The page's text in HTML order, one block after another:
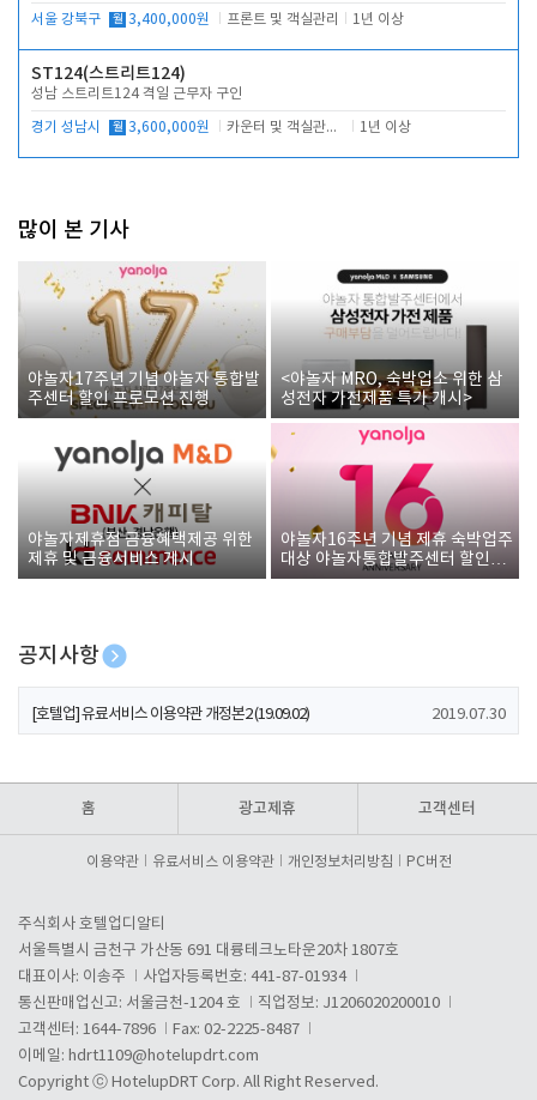
서울 강북구 월 3,400,000원 프론트 및 객실관리 1년 이상
ST124(스트리트124)
성남 스트리트124 격일 근무자 구인
경기 성남시 월 3,600,000원 카운터 및 객실관리 전반 1년 이상
많이 본 기사
야놀자17주년 기념 야놀자 통합발
주센터 할인 프로모션 진행
<야놀자 MRO, 숙박업소 위한 삼
성전자 가전제품 특가 개시>
야놀자제휴점 금융혜택제공 위한
제휴 및 금융서비스 게시
야놀자16주년 기념 제휴 숙박업주
대상 야놀자통합발주센터 할인쿠
폰 증정
공지사항
[호텔업] 개인정보 처리방침 개정본1 (19.09.02)
[호텔업] 유료서비스 이용약관 개정본2 (19.09.02) 2019.07.30
홈 광고제휴 고객센터
이용약관 유료서비스 이용약관 개인정보처리방침 PC버전
주식회사 호텔업디알티
서울특별시 금천구 가산동 691 대륭테크노타운20차 1807호
대표이사: 이송주
사업자등록번호: 441-87-01934
통신판매업신고: 서울금천-1204 호
직업정보: J1206020200010
고객센터: 1644-7896
Fax: 02-2225-8487
이메일: hdrt1109@hotelupdrt.com
Copyright ⓒ HotelupDRT Corp. All Right Reserved.